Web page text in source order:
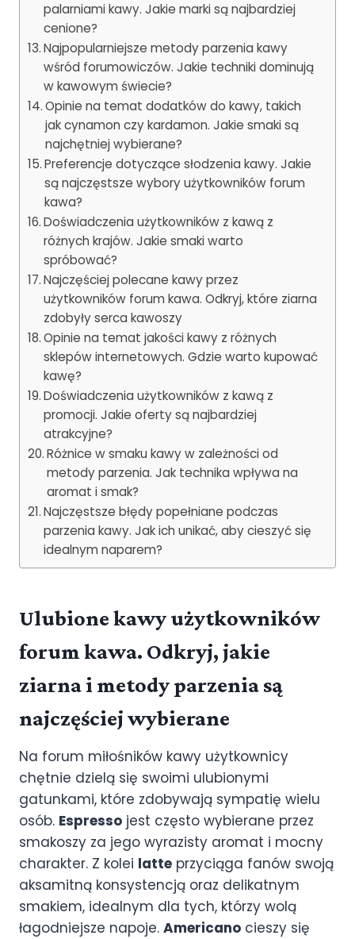
palarniami kawy. Jakie marki są najbardziej
cenione?
Najpopularniejsze metody parzenia kawy
wśród forumowiczów. Jakie techniki dominują
w kawowym świecie?
Opinie na temat dodatków do kawy, takich
jak cynamon czy kardamon. Jakie smaki są
najchętniej wybierane?
Preferencje dotyczące słodzenia kawy. Jakie
są najczęstsze wybory użytkowników forum
kawa?
Doświadczenia użytkowników z kawą z
różnych krajów. Jakie smaki warto
spróbować?
Najczęściej polecane kawy przez
użytkowników forum kawa. Odkryj, które ziarna
zdobyły serca kawoszy
Opinie na temat jakości kawy z różnych
sklepów internetowych. Gdzie warto kupować
kawę?
Doświadczenia użytkowników z kawą z
promocji. Jakie oferty są najbardziej
atrakcyjne?
Różnice w smaku kawy w zależności od
metody parzenia. Jak technika wpływa na
aromat i smak?
Najczęstsze błędy popełniane podczas
parzenia kawy. Jak ich unikać, aby cieszyć się
idealnym naparem?
Ulubione kawy użytkowników
forum kawa. Odkryj, jakie
ziarna i metody parzenia są
najczęściej wybierane
Na forum miłośników kawy użytkownicy
chętnie dzielą się swoimi ulubionymi
gatunkami, które zdobywają sympatię wielu
osób. Espresso jest często wybierane przez
smakoszy za jego wyrazisty aromat i mocny
charakter. Z kolei latte przyciąga fanów swoją
aksamitną konsystencją oraz delikatnym
smakiem, idealnym dla tych, którzy wolą
łagodniejsze napoje. Americano cieszy się